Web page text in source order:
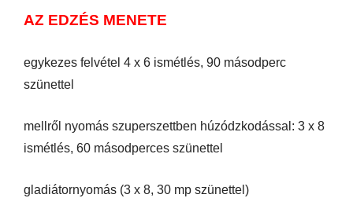
AZ EDZÉS MENETE
egykezes felvétel 4 x 6 ismétlés, 90 másodperc
szünettel
mellről nyomás szuperszettben húzódzkodással: 3 x 8
ismétlés, 60 másodperces szünettel
gladiátornyomás (3 x 8, 30 mp szünettel)